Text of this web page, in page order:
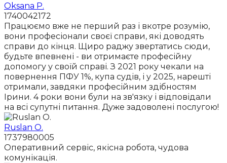
Oksana P.
1740042172
Працюємо вже не перший раз і вкотре розумію,
вони професіонали своєї справи, які доводять
справи до кінця. Щиро раджу звертатись сюди,
будьте впевнені - ви отримаєте професійну
допомогу у своїй справі. З 2021 року чекали на
повернення ПФУ 1%, купа судів, і у 2025, нарешті
отримали, завдяки професійним здібностям
Ірини. 4 роки вони були на зв'язку і відповідали
на всі супутні питання. Дуже задоволені послугою!
Ruslan O.
1737980005
Оперативний сервіс, якісна робота, чудова
комунікація.